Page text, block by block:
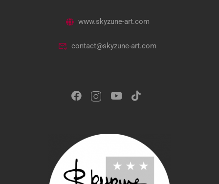
www.skyzune-art.com
contact@skyzune-art.com